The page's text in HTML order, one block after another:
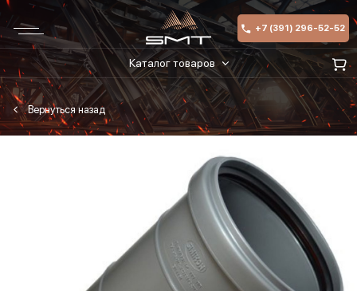
+7 (391) 296-52-52
Каталог товаров